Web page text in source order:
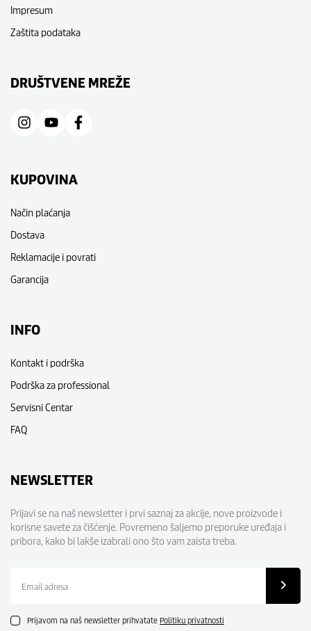
Impresum
Zaštita podataka
DRUŠTVENE MREŽE
KUPOVINA
Način plaćanja
Dostava
Reklamacije i povrati
Garancija
INFO
Kontakt i podrška
Podrška za professional
Servisni Centar
FAQ
NEWSLETTER
Prijavi se na naš newsletter i prvi saznaj za akcije, nove proizvode i
korisne savete za čišćenje. Povremeno šaljemo preporuke uređaja i
pribora, kako bi lakše izabrali ono što vam zaista treba.
adresa
Prijavom na naš newsletter prihvatate Politiku privatnosti